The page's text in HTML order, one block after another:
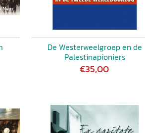
De Westerweelgroep en de
Palestinapioniers
€35,00